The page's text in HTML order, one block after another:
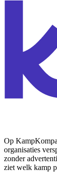
Op
organisaties
zonder
ziet welk kamp